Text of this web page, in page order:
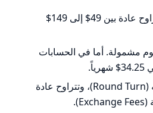
يدفع المتداول رسوماً شهرية مقابل دخول التقييم (تتراوح عادة بين 49$ إلى 149$
مشمولة. أما في الحسابات
يتم خصم عمولات عن كل عقد يتم تداوله (Round Turn)، وتتراوح عادة